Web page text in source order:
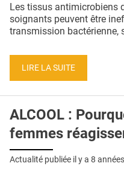
Les tissus antimicrobiens
soignants peuvent être
transmission bactérienne,
LIRE LA SUITE
ALCOOL :
femmes
Actualité publiée il y a 8